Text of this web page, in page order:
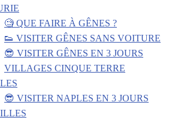
🧐 QUE FAIRE À GÊNES ?
👟 VISITER GÊNES SANS VOITURE
😎 VISITER GÊNES EN 3 JOURS
VILLAGES CINQUE TERRE
😎 VISITER NAPLES EN 3 JOURS